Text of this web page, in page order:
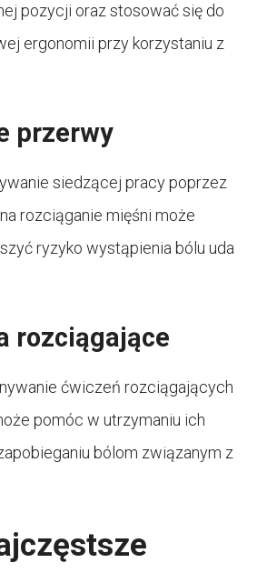
pozycji oraz stosować się do
ergonomii przy korzystaniu z
przerwy
siedzącej pracy poprzez
rozciąganie mięśni może
ryzyko wystąpienia bólu uda
rozciągające
ćwiczeń rozciągających
pomóc w utrzymaniu ich
bólom związanym z